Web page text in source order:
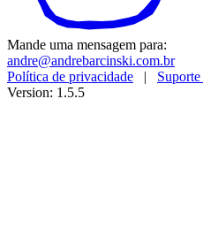
Mande uma mensagem para:
andre@andrebarcinski.com.br
Política de privacidade |
Version: 1.5.5